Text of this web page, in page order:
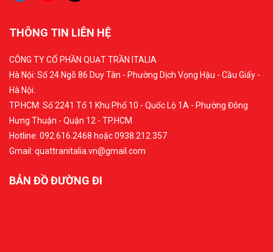
THÔNG TIN LIÊN HỆ
CÔNG TY CỔ PHẦN QUẠT TRẦN ITALIA
Hà Nội: Số 24 Ngõ 86 Duy Tân - Phường Dịch Vọng Hậu - Cầu Giấy -
Hà Nội.
TP.HCM: Số 2241 Tổ 1 Khu Phố 10 - Quốc Lộ 1A - Phường Đông
Hưng Thuận - Quận 12 - TP.HCM
Hotline: 092.616.2468 hoặc 0938.212.357
Gmail: quattranitalia.vn@gmail.com
BẢN ĐỒ ĐƯỜNG ĐI